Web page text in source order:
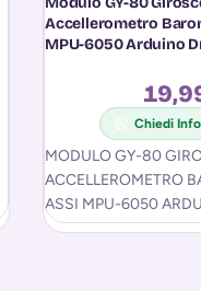
Accellerometro
MPU-6050 Arduino
Chiedi
MODULO GY-80
ACCELLEROMETRO
ASSI MPU-6050
Modulo arduino GY-